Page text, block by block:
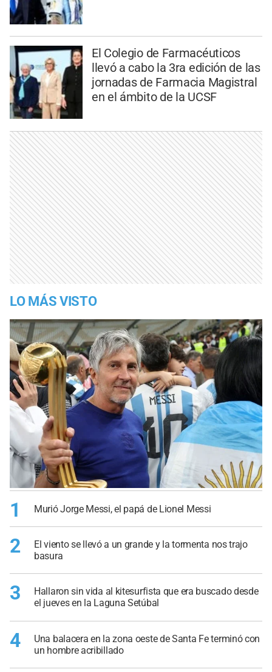
El Colegio de Farmacéuticos
llevó a cabo la 3ra edición de las
jornadas de Farmacia Magistral
en el ámbito de la UCSF
LO MÁS VISTO
1 Murió Jorge Messi, el papá de Lionel Messi
2
El viento se llevó a un grande y la tormenta nos trajo
basura
3
Hallaron sin vida al kitesurfista que era buscado desde
el jueves en la Laguna Setúbal
4
Una balacera en la zona oeste de Santa Fe terminó con
un hombre acribillado